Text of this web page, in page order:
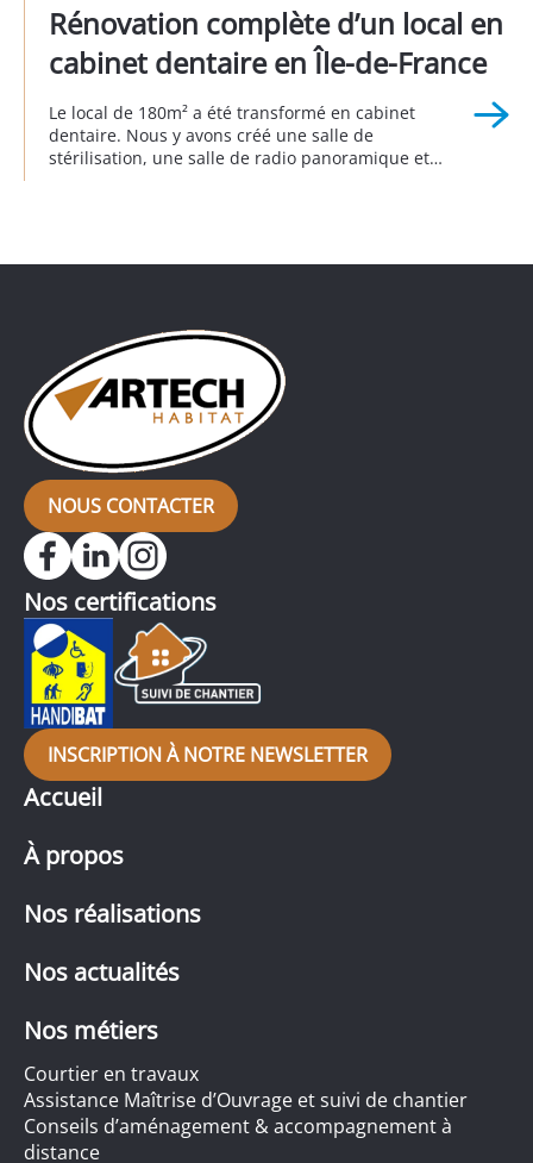
Rénovation complète d’un local en
cabinet dentaire en Île-de-France
Le local de 180m² a été transformé en cabinet
dentaire. Nous y avons créé une salle de
stérilisation, une salle de radio panoramique et
NOUS CONTACTER
Accueil
À propos
Nos réalisations
Nos actualités
Nos métiers
Courtier en travaux
Assistance Maîtrise d’Ouvrage et suivi de chantier
Conseils d’aménagement & accompagnement à
distance
Nos certifications
INSCRIPTION À NOTRE NEWSLETTER